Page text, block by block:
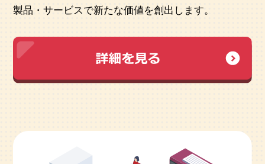
製品・サービスで新たな価値を創出します。